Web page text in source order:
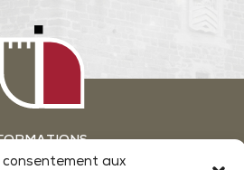
consentement aux
& SÉMINAIRES